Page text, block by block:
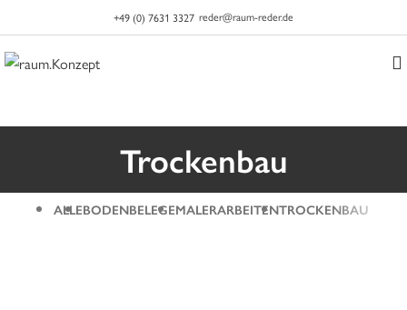
+49 (0) 7631 3327 reder@raum-reder.de
Trockenbau
ALLEBODENBELEGEMALERARBEITENTROCKENBAU